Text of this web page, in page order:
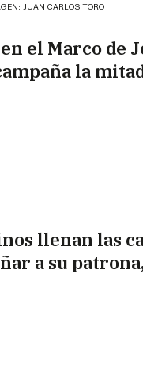
JUAN CARLOS TORO
el Marco de
la
llenan las
a su